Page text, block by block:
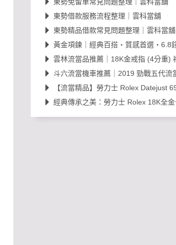
東勢借款服務流程整理｜雲科當舖
東勢精品借款常見問題整理｜雲科當舖
黃金項鍊｜經典百搭・質感首選・6.8錢・依當日金價販售，免
雲林流當品推薦｜18K金戒指 (4分重) 福字造型開運金飾，日常百
斗六流當機車推薦｜2019 勁戰五代流當車，里程約 38,000km，可現
【流當精品】勞力士 Rolex Datejust 69178 經典 18K 金鑽石女錶｜
經典傳承之美：勞力士 Rolex 18K全金十鑽女錶，搭載 Cal. 2030 機